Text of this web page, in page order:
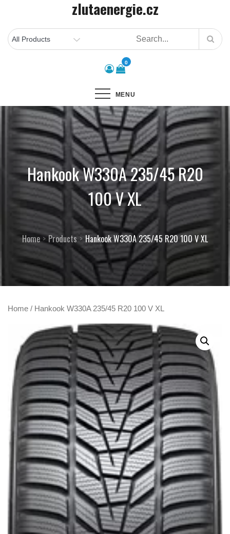
content
zlutaenergie.cz
0
MENU
Hankook W330A 235/45 R20
100 V XL
Home Products Hankook W330A 235/45 R20 100 V XL
Home / Hankook W330A 235/45 R20 100 V XL